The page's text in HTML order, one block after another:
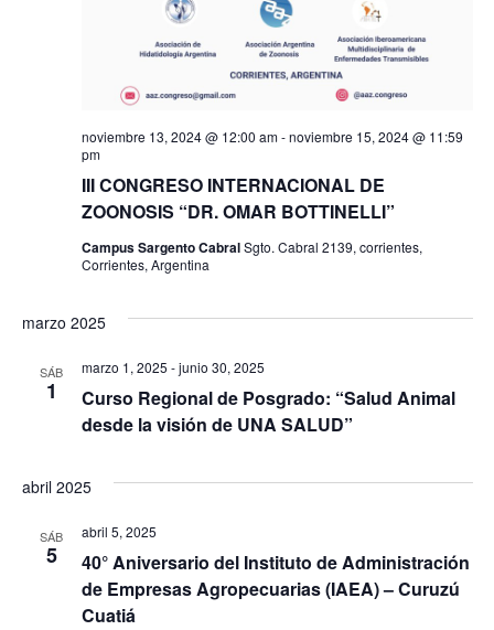
III CONGRESO INTERNACIONAL DE
ZOONOSIS “DR. OMAR BOTTINELLI”
noviembre 13, 2024 @ 12:00 am-noviembre 15, 2024 @ 11:59
pm
Campus Sargento CabralSgto. Cabral 2139, corrientes,
Corrientes, Argentina
marzo 2025
SÁB
1
Curso Regional de Posgrado: “Salud Animal
desde la visión de UNA SALUD”
marzo 1, 2025 -junio 30, 2025
abril 2025
SÁB
5
40° Aniversario del Instituto de Administración
de Empresas Agropecuarias (IAEA) – Curuzú
Cuatiá
abril 5, 2025